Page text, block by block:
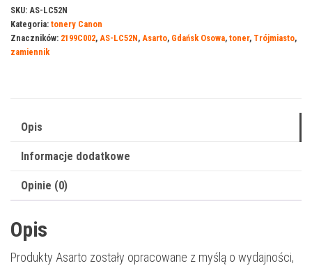
do
Canon
052
3100
black
SKU: AS-LC52N
Kategoria: tonery Canon
Znaczników: 2199C002, AS-LC52N, Asarto, Gdańsk Osowa, toner, Trójmiasto,
zamiennik
Opis
Informacje dodatkowe
Opinie (0)
Opis
Produkty Asarto zostały opracowane z myślą o wydajności,